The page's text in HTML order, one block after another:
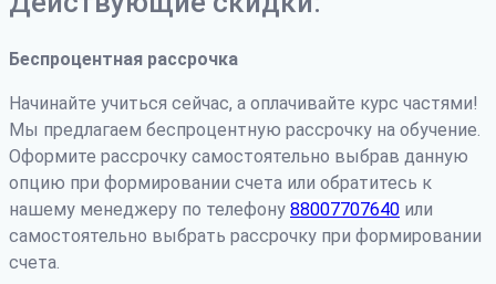
Беспроцентная рассрочка
Начинайте учиться сейчас, а оплачивайте курс частями!
Мы предлагаем беспроцентную рассрочку на обучение.
Оформите рассрочку самостоятельно выбрав данную
опцию при формировании счета или обратитесь к
нашему менеджеру по телефону 88007707640 или
самостоятельно выбрать рассрочку при формировании
счета.